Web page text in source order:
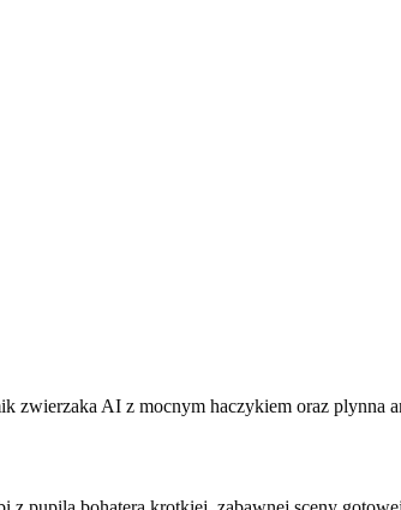
zwierzaka AI z mocnym haczykiem oraz plynna